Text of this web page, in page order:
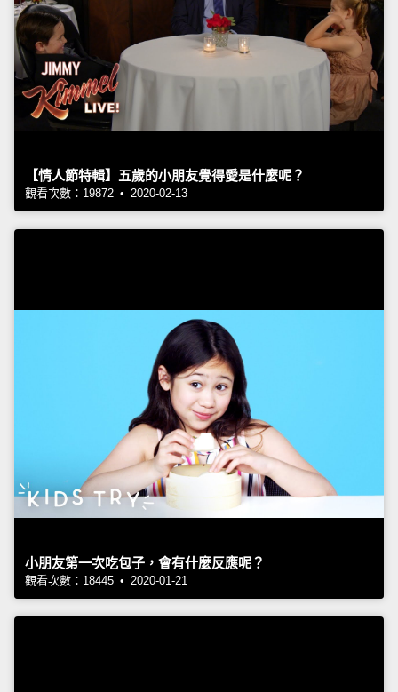
【情人節特輯】五歲的小朋友覺得愛是什麼呢？
觀看次數：19872 • 2020-02-13
小朋友第一次吃包子，會有什麼反應呢？
觀看次數：18445 • 2020-01-21